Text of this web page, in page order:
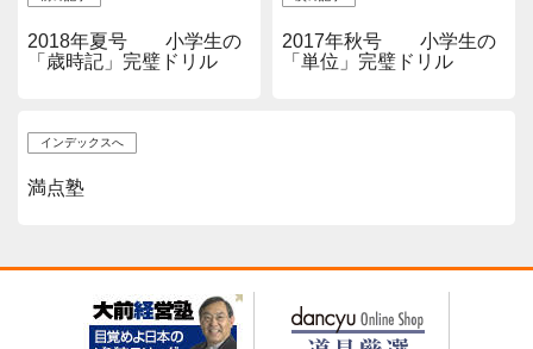
2018年夏号 小学生の
「歳時記」完璧ドリル
2017年秋号 小学生の
「単位」完璧ドリル
インデックスへ
満点塾